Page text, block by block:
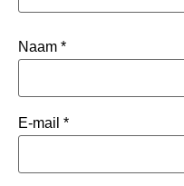
Naam *
E-mail *